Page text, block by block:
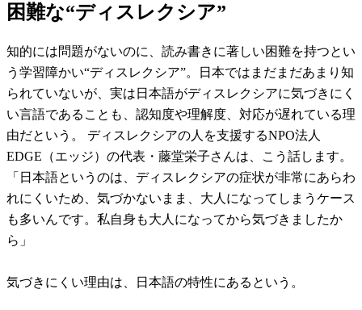
困難な“ディスレクシア”
知的には問題がないのに、読み書きに著しい困難を持つとい
う学習障かい“ディスレクシア”。日本ではまだまだあまり知
られていないが、実は日本語がディスレクシアに気づきにく
い言語であることも、認知度や理解度、対応が遅れている理
由だという。 ディスレクシアの人を支援するNPO法人
EDGE（エッジ）の代表・藤堂栄子さんは、こう話します。
「日本語というのは、ディスレクシアの症状が非常にあらわ
れにくいため、気づかないまま、大人になってしまうケース
も多いんです。私自身も大人になってから気づきましたか
ら」
気づきにくい理由は、日本語の特性にあるという。